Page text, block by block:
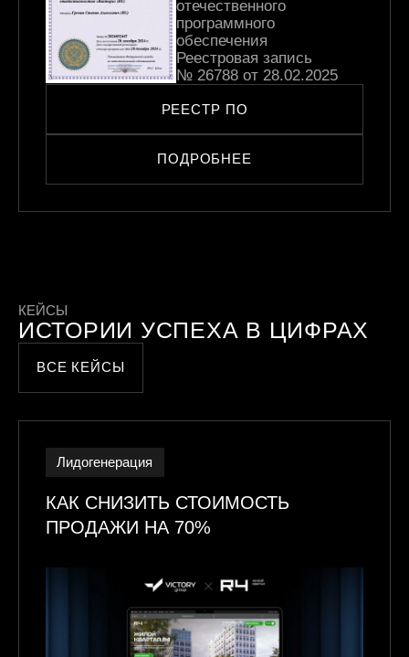
отечественного
программного
обеспечения
Реестровая запись
№ 26788 от 28.02.2025
РЕЕСТР ПО
ПОДРОБНЕЕ
КЕЙСЫ
ИСТОРИИ УСПЕХА В ЦИФРАХ
ВСЕ КЕЙСЫ
Лидогенерация
КАК СНИЗИТЬ СТОИМОСТЬ
ПРОДАЖИ НА 70%​